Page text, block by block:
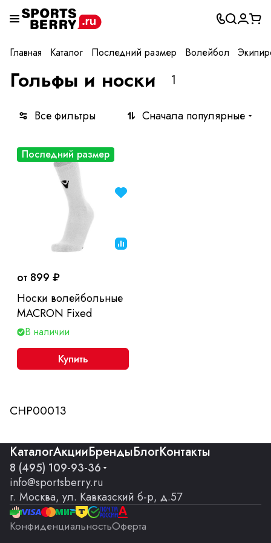
Главная Каталог Последний размер Волейбол
Гольфы и носки 1
Все фильтры Сначала популярные
Последний размер
от 899 ₽
Носки волейбольные
MACRON Fixed
В наличии
Купить
CHP00013
КаталогАкцииБрендыБлогКонтакты
8 (495) 109-93-36
info@sportsberry.ru
г. Москва, ул. Кавказский б-р, д.57
КонфиденциальностьОферта